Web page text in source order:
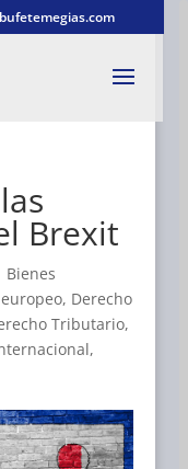
Brexit
Bienes
, Derecho
Tributario,
,